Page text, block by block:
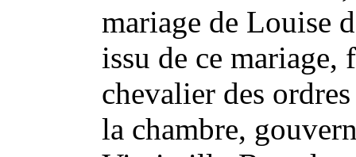
mariage de Louise
issu de ce mariage,
chevalier des
la chambre,